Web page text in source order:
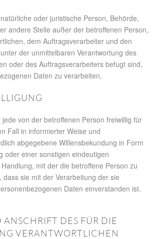
oder juristische Person, Behörde,
andere Stelle außer der betroffenen Person,
dem Auftragsverarbeiter und den
der unmittelbaren Verantwortung des
oder des Auftragsverarbeiters befugt sind,
Daten zu verarbeiten.
jede von der betroffenen Person freiwillig für
Fall in informierter Weise und
abgegebene Willensbekundung in Form
oder einer sonstigen eindeutigen
mit der die betroffene Person zu
dass sie mit der Verarbeitung der sie
Daten einverstanden ist.
DES FÜR DIE
VERANTWORTLICHEN